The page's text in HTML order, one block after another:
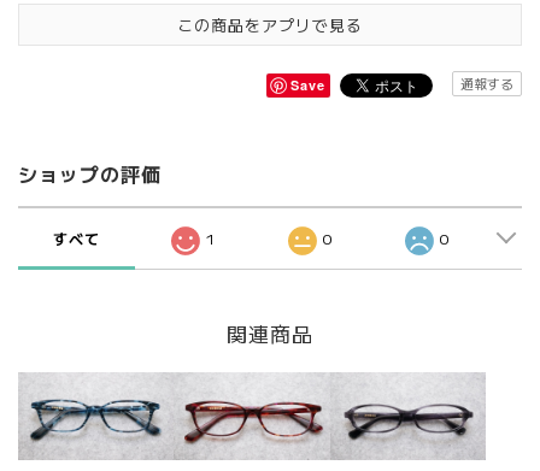
この商品をアプリで見る
Save 通報する
ショップの評価
すべて 1 0 0
関連商品